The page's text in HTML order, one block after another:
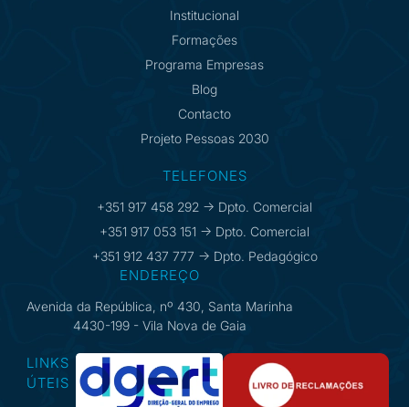
Institucional
Formações
Programa Empresas
Blog
Contacto
Projeto Pessoas 2030
TELEFONES
+351 917 458 292 -> Dpto. Comercial
+351 917 053 151 -> Dpto. Comercial
+351 912 437 777 -> Dpto. Pedagógico
ENDEREÇO
Avenida da República, nº 430, Santa Marinha
4430-199 - Vila Nova de Gaia
LINKS
ÚTEIS